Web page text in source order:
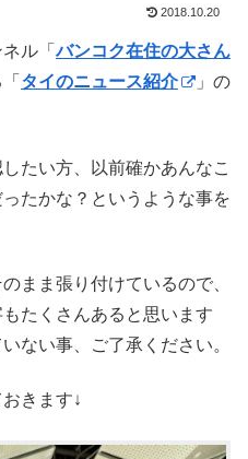
2018.10.20
ル「バンコク在住の大さん
タイのニュース紹介
」の
たい方、以前確かあんなこ
たかな？というような事を
まま張り付けているので、
たくさんあると思います
ない事、ご了承ください。
きます↓